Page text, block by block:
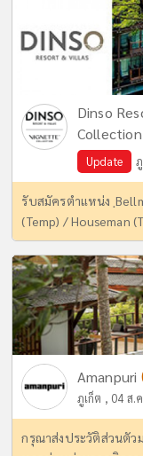
Dinso
Collection
Update
รับสมัครตำแหน่ง
(Temp) / Houseman
Amanpuri
ภูเก็ต , 04 ส.
กรุณาส่งประวัติส่วนตั